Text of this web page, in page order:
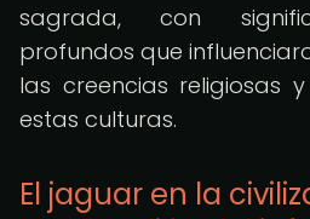
sagrada, con
profundos que
las creencias religiosas
estas culturas.
El jaguar en la